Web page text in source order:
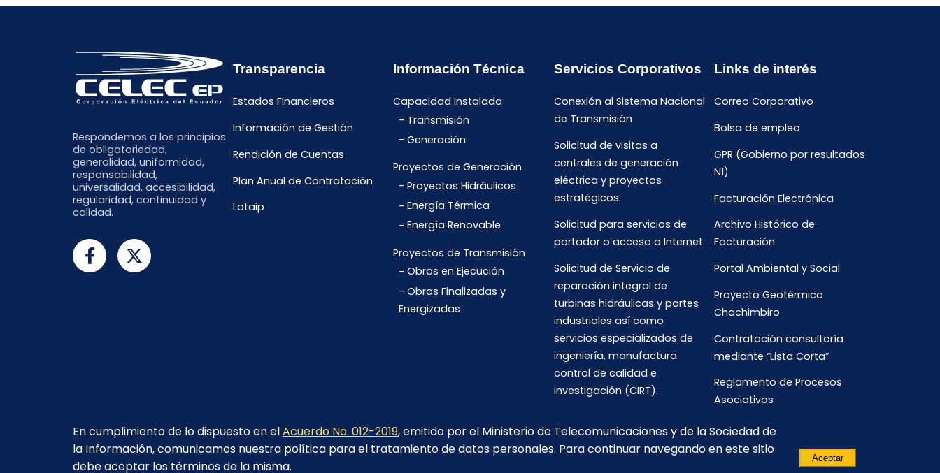
Respondemos a los principios
de obligatoriedad,
generalidad, uniformidad,
responsabilidad,
universalidad, accesibilidad,
regularidad, continuidad y
calidad.
Transparencia
Estados Financieros
Información de Gestión
Rendición de Cuentas
Plan Anual de Contratación
Lotaip
Información Técnica
Capacidad Instalada
Transmisión
Generación
Proyectos de Generación
Proyectos Hidráulicos
Energía Térmica
Energía Renovable
Proyectos de Transmisión
Obras en Ejecución
Obras Finalizadas y
Energizadas
Servicios Corporativos
Conexión al Sistema Nacional
de Transmisión
Solicitud de visitas a
centrales de generación
eléctrica y proyectos
estratégicos.
Solicitud para servicios de
portador o acceso a Internet
Solicitud de Servicio de
reparación integral de
turbinas hidráulicas y partes
industriales así como
servicios especializados de
ingeniería, manufactura
control de calidad e
investigación (CIRT).
Links de interés
Correo Corporativo
Bolsa de empleo
GPR (Gobierno por resultados
N1)
Facturación Electrónica
Archivo Histórico de
Facturación
Portal Ambiental y Social
Proyecto Geotérmico
Chachimbiro
Contratación consultoría
mediante “Lista Corta”
Reglamento de Procesos
Asociativos
© 2023 - CELEC EP - Todos los derechos comunicacion.corporativa@celec.gob.ec
En cumplimiento de lo dispuesto en elAcuerdo No. 012-2019, emitido por el Ministerio de Telecomunicaciones y de la Sociedad de
la Información, comunicamos nuestra política para el tratamiento de datos personales. Para continuar navegando en este sitio
debe aceptar los términos de la misma.
Aceptar